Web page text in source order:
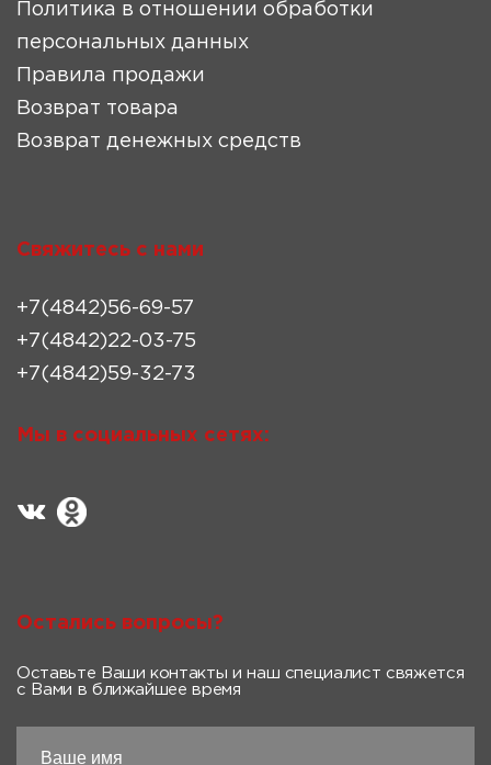
Политика в отношении обработки
персональных данных
Правила продажи
Возврат товара
Возврат денежных средств
Свяжитесь с нами
+7(4842)56-69-57
+7(4842)22-03-75
+7(4842)59-32-73
Мы в социальных сетях:
Остались вопросы?
Оставьте Ваши контакты и наш специалист свяжется
с Вами в ближайшее время